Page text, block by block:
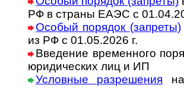
РФ в страны ЕАЭС с
Особый порядок (запреты)
из РФ с 01.05.2026 г.
Введение временного
юриди­чес­ких лиц и ИП
Условные разрешения